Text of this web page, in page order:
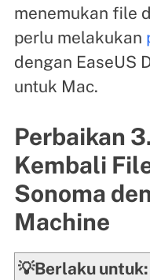
menemukan file
perlu melakukan
dengan EaseUS
untuk Mac.
Perbaikan
Kembali
Sonoma
Machine
💡Berlaku untuk: